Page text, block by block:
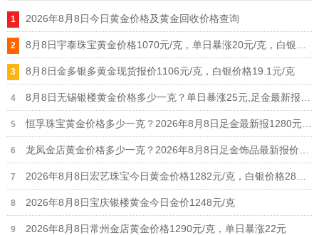
2026年8月8日今日黄金价格及黄金回收价格查询
8月8日金多银多黄金现货报价1106元/克，白银价格19.1元/克
2026年8月8日宝庆银楼黄金今日金价1248元/克
2026年8月8日常州金店黄金价格1290元/克，单日暴涨22元